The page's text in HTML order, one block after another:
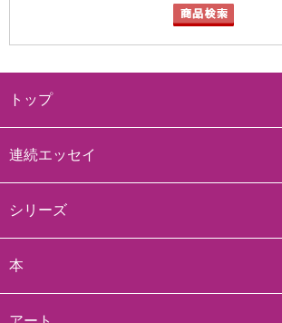
トップ
連続エッセイ
シリーズ
本